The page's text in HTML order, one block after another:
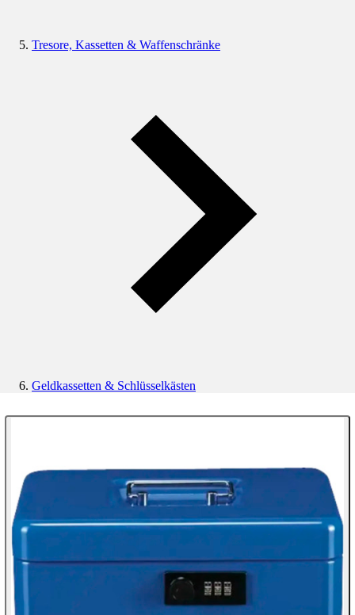
Tresore, Kassetten & Waffenschränke
Geldkassetten & Schlüsselkästen